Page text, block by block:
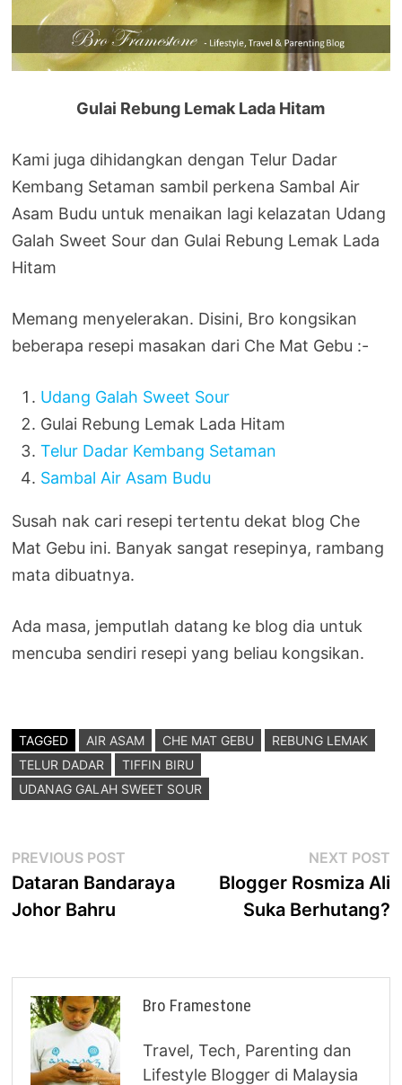
Gulai Rebung Lemak Lada Hitam
Kami juga dihidangkan dengan Telur Dadar
Kembang Setaman sambil perkena Sambal Air
Asam Budu untuk menaikan lagi kelazatan Udang
Galah Sweet Sour dan Gulai Rebung Lemak Lada
Hitam
Memang menyelerakan. Disini, Bro kongsikan
beberapa resepi masakan dari Che Mat Gebu :-
Udang Galah Sweet Sour
Gulai Rebung Lemak Lada Hitam
Telur Dadar Kembang Setaman
Sambal Air Asam Budu
Susah nak cari resepi tertentu dekat blog Che
Mat Gebu ini. Banyak sangat resepinya, rambang
mata dibuatnya.
Ada masa, jemputlah datang ke blog dia untuk
mencuba sendiri resepi yang beliau kongsikan.
TAGGED AIR ASAM CHE MAT GEBU
REBUNG LEMAK
TELUR DADAR
TIFFIN BIRU
UDANAG GALAH SWEET SOUR
Post
navigation
PREVIOUS POST
post:
Dataran Bandaraya
Johor Bahru
NEXT POST
Blogger Rosmiza Ali
Suka Berhutang?
Bro Framestone
Travel, Tech, Parenting dan
Lifestyle Blogger di Malaysia